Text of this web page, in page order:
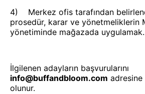
4) Merkez ofis tarafından
prosedür, karar ve yönetmeliklerin
yönetiminde mağazada uygulamak.
İlgilenen adayların başvurularını
info@buffandbloom.com
olunur.